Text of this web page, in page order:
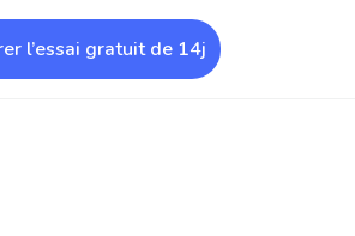
l’essai gratuit de 14j